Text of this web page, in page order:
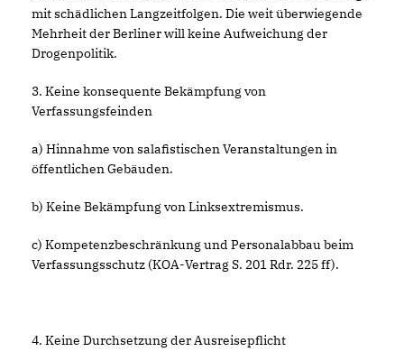
mit schädlichen Langzeitfolgen. Die weit überwiegende
Mehrheit der Berliner will keine Aufweichung der
Drogenpolitik.
3. Keine konsequente Bekämpfung von
Verfassungsfeinden
a) Hinnahme von salafistischen Veranstaltungen in
öffentlichen Gebäuden.
b) Keine Bekämpfung von Linksextremismus.
c) Kompetenzbeschränkung und Personalabbau beim
Verfassungsschutz (KOA-Vertrag S. 201 Rdr. 225 ff).
4. Keine Durchsetzung der Ausreisepflicht